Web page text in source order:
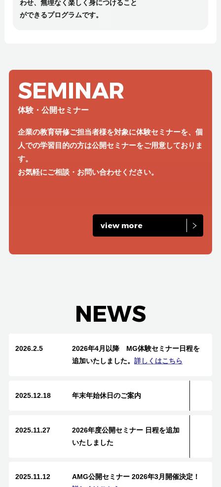
わせ、無理なく楽しく身につけること
ができるプログラムです。
SEMINAR
体験・公開セミナー
企業の教育研修ご担当者様を対象に体験セミナーを、個
人での学習目的の方は公開セミナーをご用意しておりま
す。
お気軽にご相談・お問い合わせください。
view more
NEWS
2026.2.5
2026年4月以降 MG体験セミナー日程を
追加いたしました。詳しくはこちら
2025.12.18 年末年始休日のご案内
2025.11.27
2026年度公開セミナー 日程を追加
いたしました
2025.11.12
AMG公開セミナー 2026年3月開催決定！